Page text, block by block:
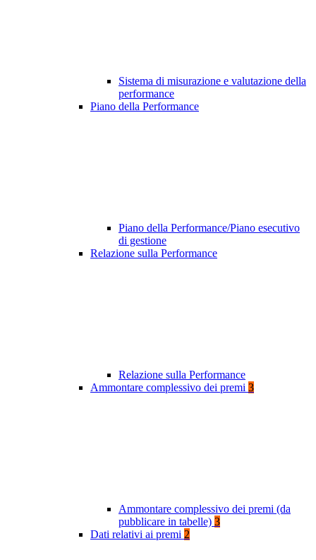
Sistema di misurazione e valutazione della
performance
Piano della Performance
Piano della Performance/Piano esecutivo
di gestione
Relazione sulla Performance
Relazione sulla Performance
Ammontare complessivo dei premi 3
Ammontare complessivo dei premi (da
pubblicare in tabelle) 3
Dati relativi ai premi 2